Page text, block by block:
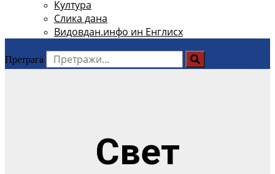
Култура
Слика дана
Видовдан.инфо ин Енглисх
Претрага
Свет